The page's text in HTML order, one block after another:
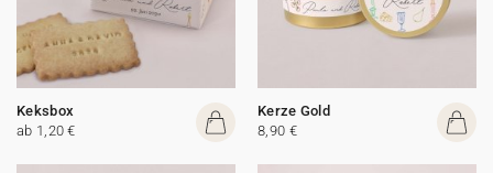
Keksbox
ab 1,20 €
Kerze Gold
8,90 €